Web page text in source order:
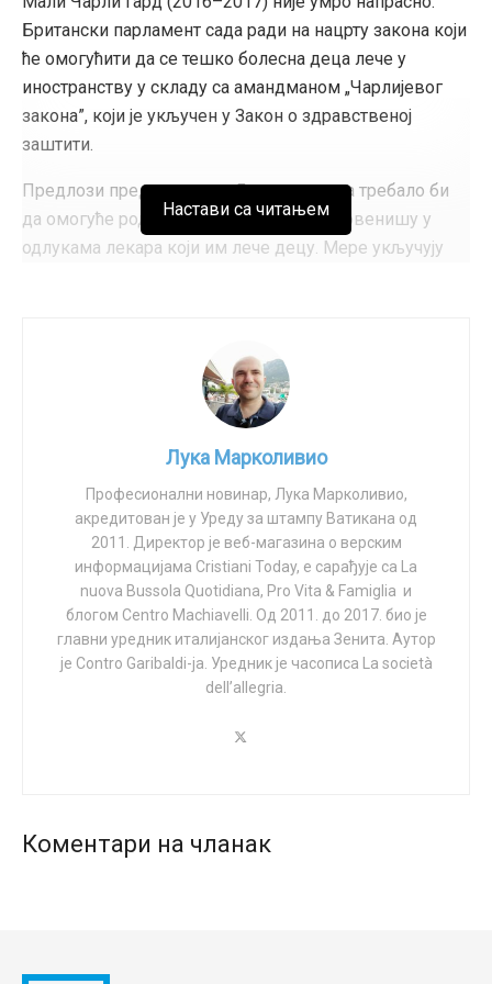
Британски парламент сада ради на нацрту закона који
ће омогућити да се тешко болесна деца лече у
иностранству у складу са амандманом „Чарлијевог
закона”, који је укључен у Закон о здравственој
заштити.
Предлози представљени Дому лордова требало би
да омогуће родитељима да лакше интервенишу у
одлукама лекара који им лече децу. Мере укључују
Значајно је да амандман тежи да ограничи
овлашћења судија да издају налоге којима се
иностранство када не постоје значајни здравствени
ризици по децу.
Ако амандман буде усвојен, биће то и велика победа
за родитеље малог Чарлија, који је преминуо у
Лондону с непуних годину дана живота у лето 2017.
године, након што им британски Високи суд није
дозволио да га одведу у Америку на лечење
експерименталним третманима.
БОЛ КОЈИ СЕ НЕ ЗАБОРАВЉА
предвидљивом наклоношћу. „Ниједан родитељ не
Настави са читањем
Лука Марколивио
Професионални новинар, Лука Марколивио,
акредитован је у Уреду за штампу Ватикана од
2011. Директор је веб-магазина о верским
информацијама Cristiani Today, е сарађује са La
nuova Bussola Quotidiana, Pro Vita & Famiglia и
блогом Centro Machiavelli. Од 2011. до 2017. био је
главни уредник италијанског издања Зенита. Аутор
је Contro Garibaldi-ja. Уредник је часописа La società
dell’allegria.
Коментари на чланак